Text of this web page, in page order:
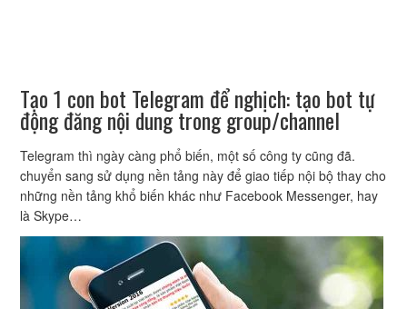
Tạo 1 con bot Telegram để nghịch: tạo bot tự
động đăng nội dung trong group/channel
Telegram thì ngày càng phổ biến, một số công ty cũng đã.
chuyển sang sử dụng nền tảng này để giao tiếp nội bộ thay cho
những nền tảng khổ biến khác như Facebook Messenger, hay
là Skype…